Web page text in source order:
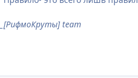
_[РифмоКруты] team